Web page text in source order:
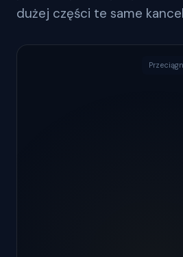
dużej części te same